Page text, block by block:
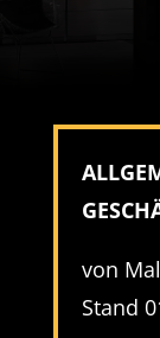
von
Stand